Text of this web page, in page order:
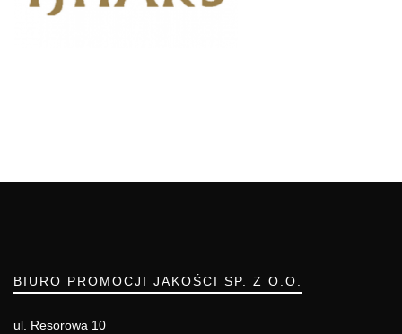
BIURO PROMOCJI JAKOŚCI SP. Z O.O.
ul. Resorowa 10